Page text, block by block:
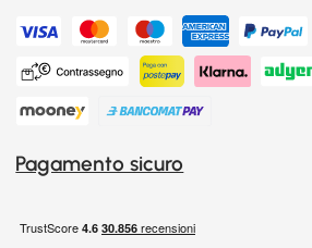
Pagamento sicuro